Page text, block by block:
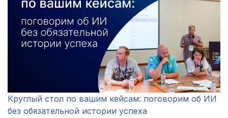
Круглый стол по вашим кейсам: поговорим об ИИ
без обязательной истории успеха